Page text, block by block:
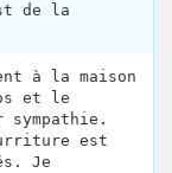
de la
à la maison
et le
est
Je